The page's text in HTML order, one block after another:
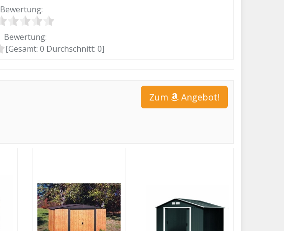
Bewertung:
Bewertung:
[Gesamt: 0 Durchschnitt: 0]
Zum Angebot!